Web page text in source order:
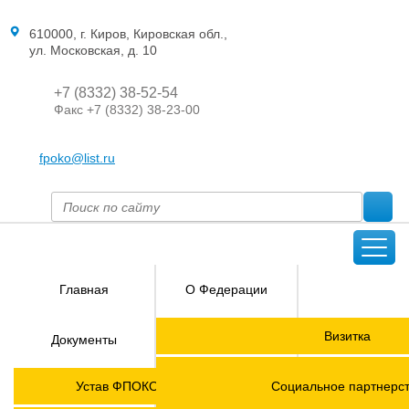
610000, г. Киров, Кировская обл.,
ул. Московская, д. 10
+7 (8332) 38-52-54
Факс +7 (8332) 38-23-00
fpoko@list.ru
Главная О Федерации
Визитка
Документы
Устав ФПОКО с изменениями от 2026 года
Социальное
Членские